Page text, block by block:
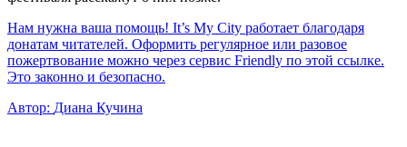
Нам нужна ваша помощь! It’s My City работает благодаря
донатам читателей. Оформить регулярное или разовое
пожертвование можно через сервис Friendly по этой ссылке.
Это законно и безопасно.
Автор: Диана Кучина